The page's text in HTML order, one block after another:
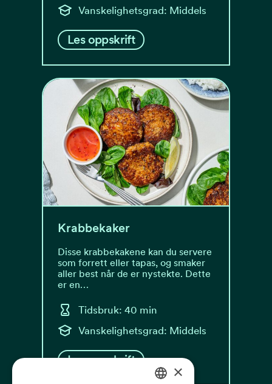
Vanskelighetsgrad: Middels
Les oppskrift
Krabbekaker
Disse krabbekakene kan du servere
som forrett eller tapas, og smaker
aller best når de er nystekte. Dette
er en…
Tidsbruk: 40 min
Vanskelighetsgrad: Middels
Les oppskrift
×